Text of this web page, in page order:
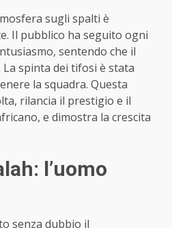
sugli spalti è
Il pubblico ha seguito ogni
sentendo che il
spinta dei tifosi è stata
la squadra. Questa
rilancia il prestigio e il
e dimostra la crescita
l’uomo
senza dubbio il